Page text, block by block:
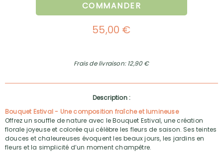
COMMANDER
55,00 €
Frais de livraison: 12,90 €
Description :
Bouquet Estival - Une composition fraîche et lumineuse
Offrez un souffle de nature avec le Bouquet Estival, une création
florale joyeuse et colorée qui célèbre les fleurs de saison. Ses teintes
douces et chaleureuses évoquent les beaux jours, les jardins en
fleurs et la simplicité d’un moment champêtre.